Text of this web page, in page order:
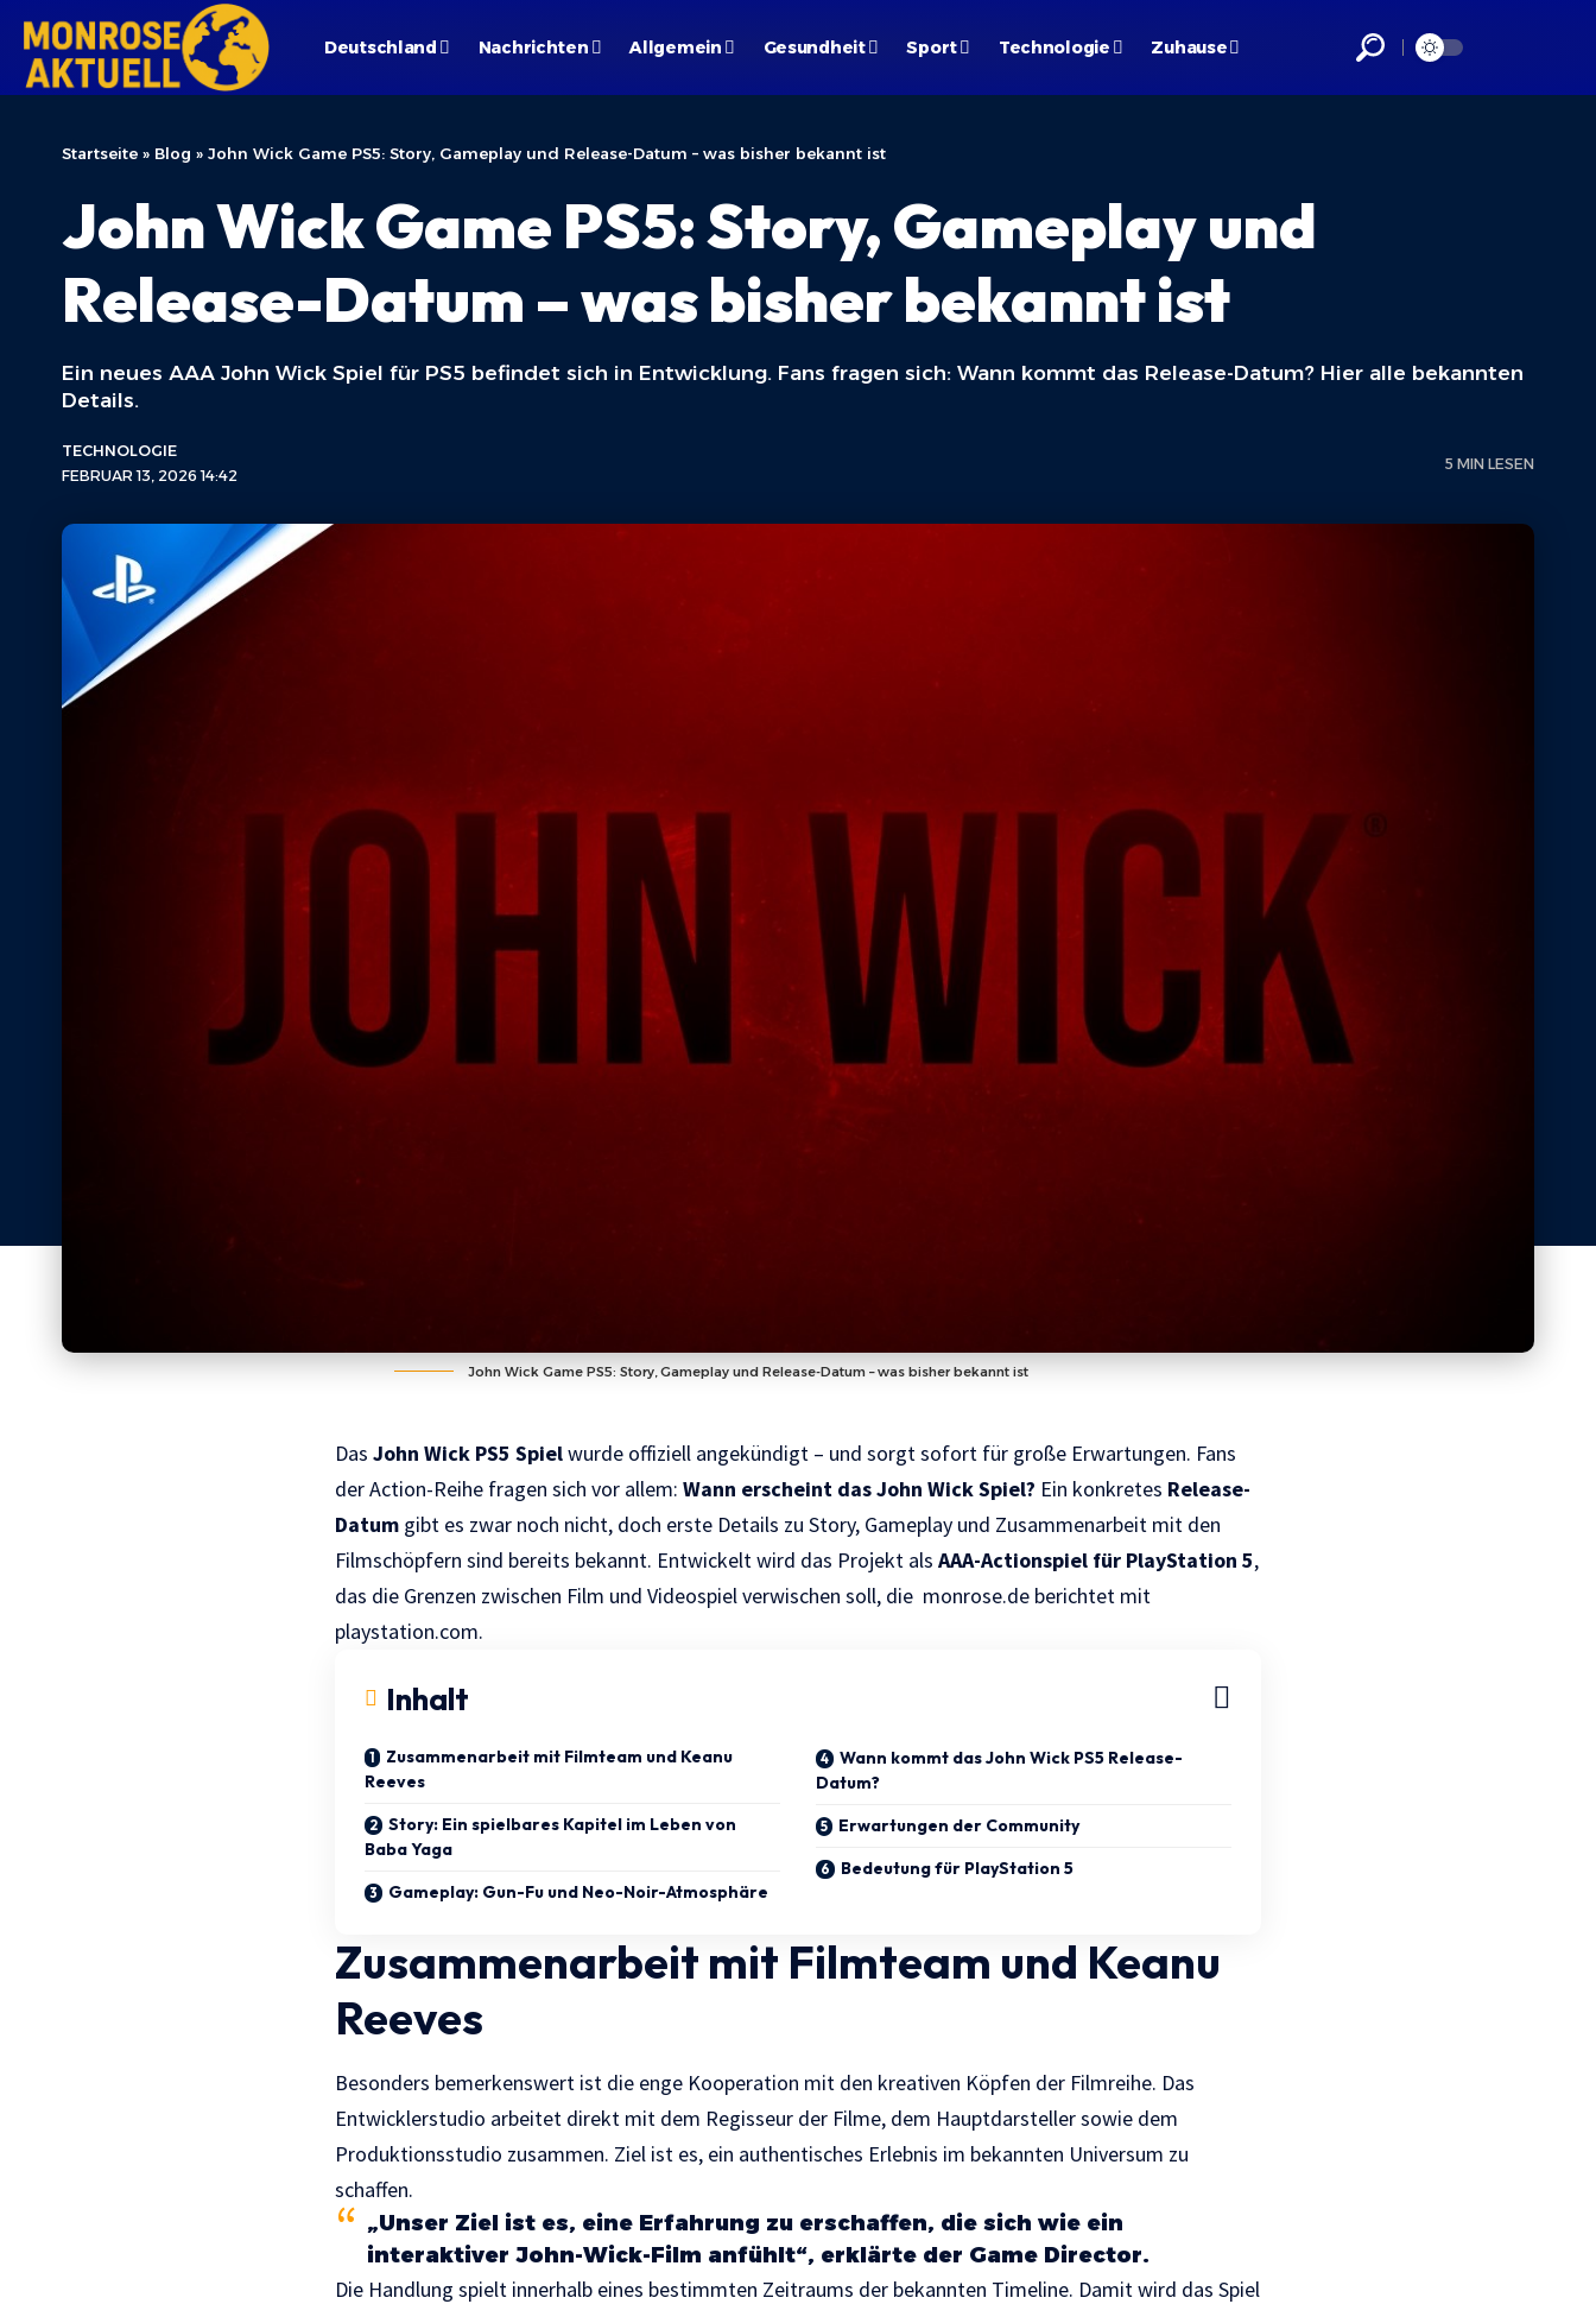
Deutschland Nachrichten Allgemein Gesundheit Sport Technologie Zuhause
Startseite » Blog » John Wick Game PS5: Story, Gameplay und Release-Datum – was bisher bekannt ist
John Wick Game PS5: Story, Gameplay und
Release-Datum – was bisher bekannt ist
Ein neues AAA John Wick Spiel für PS5 befindet sich in Entwicklung. Fans fragen sich: Wann kommt das Release-Datum? Hier alle bekannten
Details.
FEBRUAR 13, 2026 14:42
TECHNOLOGIE
5 MIN LESEN
John Wick Game PS5: Story, Gameplay und Release-Datum – was bisher bekannt ist
Das John Wick PS5 Spielwurde offiziell angekündigt – und sorgt sofort für große Erwartungen. Fans
der Action-Reihe fragen sich vor allem: Wann erscheint das John Wick Spiel? Ein konkretes Release-
Datum gibt es zwar noch nicht, doch erste Details zu Story, Gameplay und Zusammenarbeit mit den
Filmschöpfern sind bereits bekannt. Entwickelt wird das Projekt als AAA-Actionspiel für PlayStation 5,
das die Grenzen zwischen Film und Videospiel verwischen soll, die monrose.de berichtet mit
playstation.com.
Inhalt
Zusammenarbeit mit Filmteam und Keanu
Reeves
Story: Ein spielbares Kapitel im Leben von
Baba Yaga
Gameplay: Gun-Fu und Neo-Noir-Atmosphäre
Wann kommt das John Wick PS5 Release-
Datum?
Erwartungen der Community
Bedeutung für PlayStation 5
Zusammenarbeit mit Filmteam und Keanu
Reeves
Besonders bemerkenswert ist die enge Kooperation mit den kreativen Köpfen der Filmreihe. Das
Entwicklerstudio arbeitet direkt mit dem Regisseur der Filme, dem Hauptdarsteller sowie dem
Produktionsstudio zusammen. Ziel ist es, ein authentisches Erlebnis im bekannten Universum zu
schaffen.
„Unser Ziel ist es, eine Erfahrung zu erschaffen, die sich wie ein
interaktiver John-Wick-Film anfühlt“, erklärte der Game Director.
Die Handlung spielt innerhalb eines bestimmten Zeitraums der bekannten Timeline. Damit wird das Spiel